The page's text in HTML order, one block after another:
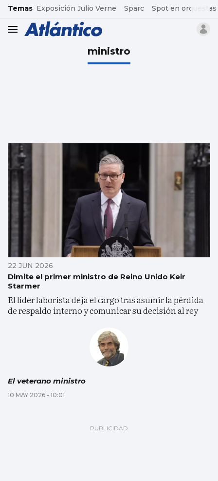
common.go-to-content
Temas Exposición Julio Verne Sparc Spot en orquestas
header.menu.open
ministro
22 JUN 2026
Dimite el primer ministro de Reino Unido Keir
Starmer
El líder laborista deja el cargo tras asumir la pérdida
de respaldo interno y comunicar su decisión al rey
El veterano ministro
10 MAY 2026 - 10:01